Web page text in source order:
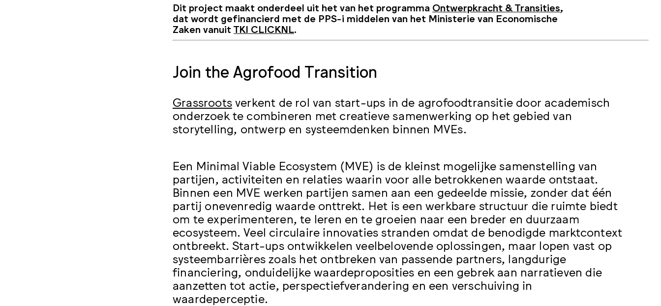
Dit project maakt onderdeel uit het van het programma Ontwerpkracht & Transities
dat wordt gefinancierd met de PPS-i middelen van het Ministerie van Economische
Zaken vanuit TKI CLICKNL
Join the Agrofood Transition
Grassrootsverkent de rol van start-ups in de agrofoodtransitie door academisch
onderzoek te combineren met creatieve samenwerking op het gebied van
storytelling, ontwerp en systeemdenken binnen MVEs.
Een Minimal Viable Ecosystem (MVE) is de kleinst mogelijke samenstelling van
partijen, activiteiten en relaties waarin voor alle betrokkenen waarde ontstaat.
Binnen een MVE werken partijen samen aan een gedeelde missie, zonder dat één
partij onevenredig waarde onttrekt. Het is een werkbare structuur die ruimte biedt
om te experimenteren, te leren en te groeien naar een breder en duurzaam
ecosysteem. Veel circulaire innovaties stranden omdat de benodigde marktcontext
ontbreekt. Start-ups ontwikkelen veelbelovende oplossingen, maar lopen vast op
systeembarrières zoals het ontbreken van passende partners, langdurige
financiering, onduidelijke waardeproposities en een gebrek aan narratieven die
aanzetten tot actie, perspectiefverandering en een verschuiving in
waardeperceptie.